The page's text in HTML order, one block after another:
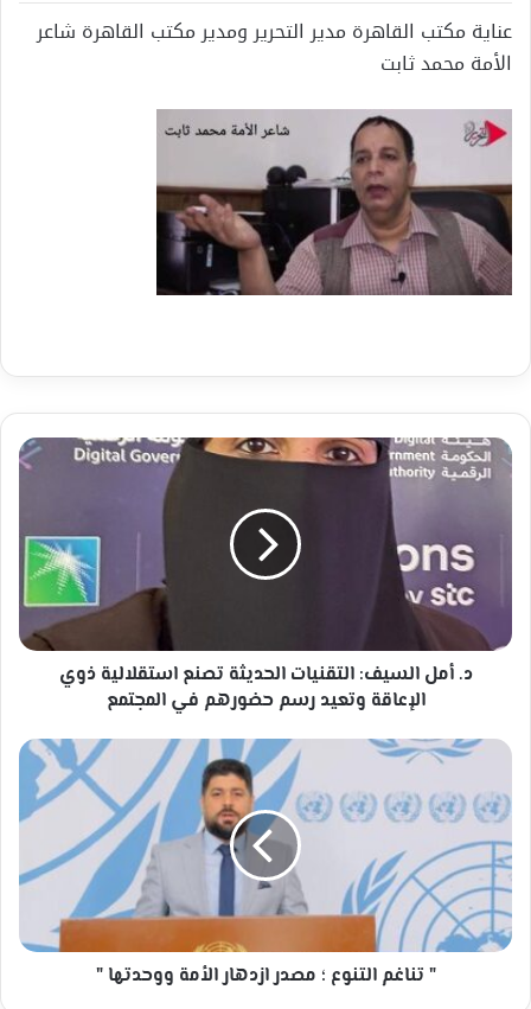
عناية مكتب القاهرة مدير التحرير ومدير مكتب القاهرة شاعر
الأمة محمد ثابت
د.
أمل
الحديثة
استقلالية
الإعاقة
في
د. أمل السيف: التقنيات الحديثة تصنع استقلالية ذوي
الإعاقة وتعيد رسم حضورهم في المجتمع
"
التنوع
؛
مصدر
ازدهار
الأمة
ووحدتها
"
" تناغم التنوع ؛ مصدر ازدهار الأمة ووحدتها "